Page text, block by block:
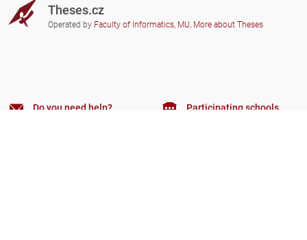
Theses.cz
Operated by Faculty of Informatics, MU, More about Theses
Do you need help? Participating schools